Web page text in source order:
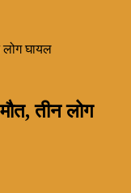
लोग घायल
तीन लोग